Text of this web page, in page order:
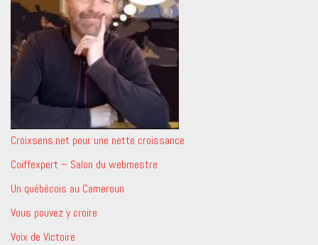
Croixsens.net pour une nette croissance
Coiffexpert – Salon du webmestre
Un québécois au Cameroun
Vous pouvez y croire
Voix de Victoire